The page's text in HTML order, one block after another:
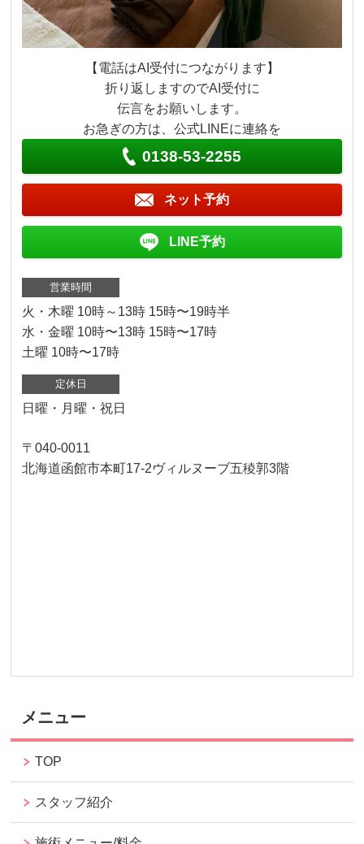
【電話はAI受付につながります】
折り返しますのでAI受付に
伝言をお願いします。
お急ぎの方は、公式LINEに連絡を
0138-53-2255
ネット予約
LINE予約
営業時間
火・木曜 10時～13時 15時〜19時半
水・金曜 10時〜13時 15時〜17時
土曜 10時〜17時
定休日
日曜・月曜・祝日
〒040-0011
北海道函館市本町17-2ヴィルヌーブ五稜郭3階
メニュー
TOP
スタッフ紹介